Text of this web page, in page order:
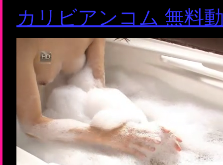
カリビアンコム 無料